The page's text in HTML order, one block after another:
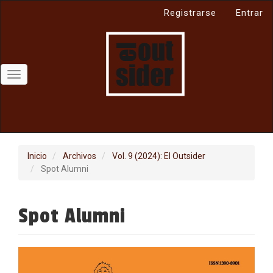
lateral
Registrarse Entrar
Toggle
navigation
Inicio Archivos
Vol. 9 (2024): El Outsider
Spot Alumni
Spot Alumni